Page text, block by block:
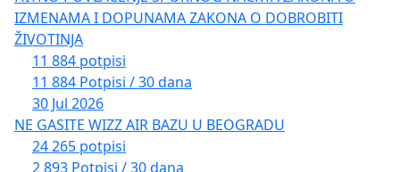
IZMENAMA I DOPUNAMA ZAKONA O DOBROBITI
ŽIVOTINJA
11 884 potpisi
11 884 Potpisi / 30 dana
30 Jul 2026
NE GASITE WIZZ AIR BAZU U BEOGRADU
24 265 potpisi
2 893 Potpisi / 30 dana